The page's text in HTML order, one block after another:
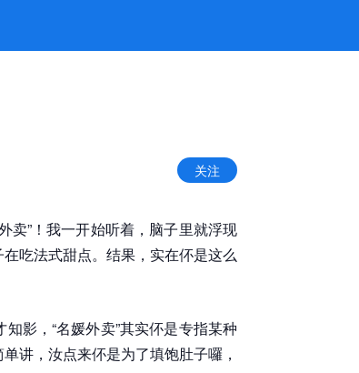
关注
卖”！我一开始听着，脑子里就浮现
吃法式甜点。结果，实在伓是这么
影，“名媛外卖”其实伓是专指某种
讲，汝点来伓是为了填饱肚子囉，